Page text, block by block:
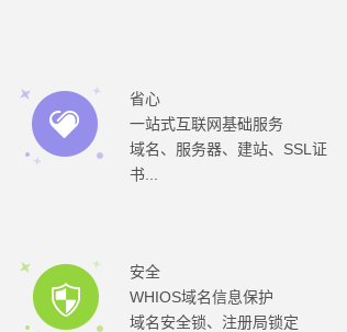
省心
一站式互联网基础服务
域名、服务器、建站、SSL证
书...
安全
WHIOS域名信息保护
域名安全锁、注册局锁定